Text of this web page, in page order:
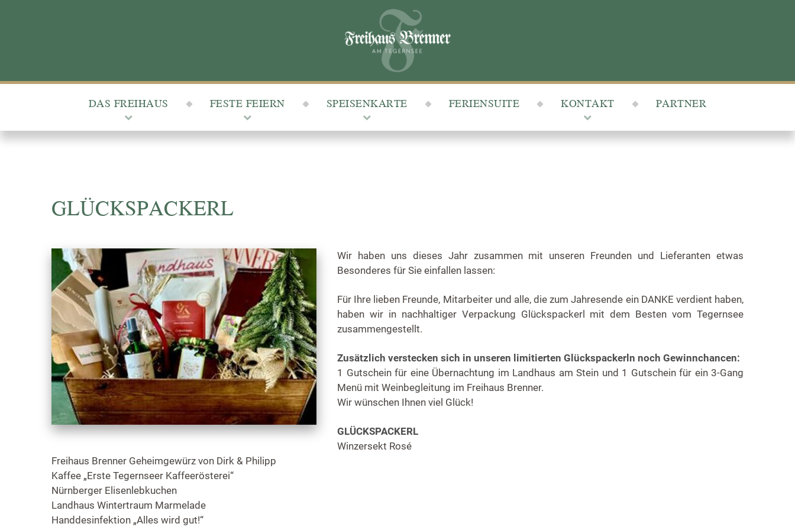
DAS FREIHAUS FESTE FEIERN SPEISENKARTE FERIENSUITE KONTAKT PARTNER
GLÜCKSPACKERL
Wir haben uns dieses Jahr zusammen mit unseren Freunden und Lieferanten etwas
Besonderes für Sie einfallen lassen:
Für Ihre lieben Freunde, Mitarbeiter und alle, die zum Jahresende ein DANKE verdient haben,
haben wir in nachhaltiger Verpackung Glückspackerl mit dem Besten vom Tegernsee
zusammengestellt.
Zusätzlich verstecken sich in unseren limitierten Glückspackerln noch Gewinnchancen:
1 Gutschein für eine Übernachtung im Landhaus am Stein und 1 Gutschein für ein 3-Gang
Menü mit Weinbegleitung im Freihaus Brenner.
Wir wünschen Ihnen viel Glück!
GLÜCKSPACKERL
Winzersekt Rosé
Freihaus Brenner Geheimgewürz von Dirk & Philipp
Kaffee „Erste Tegernseer Kaffeerösterei“
Nürnberger Elisenlebkuchen
Landhaus Wintertraum Marmelade
Handdesinfektion „Alles wird gut!“